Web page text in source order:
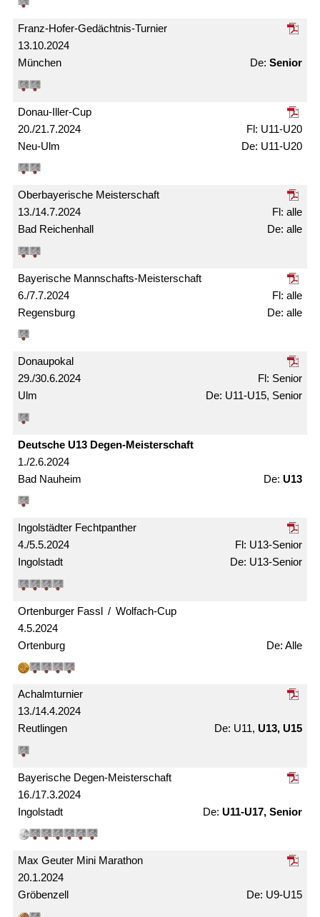
13.10.2024
Franz-Hofer-Gedächtnis-Turnier
München Senior
20./21.7.2024
Donau-Iller-Cup
Neu-Ulm
U11-U20
U11-U20
13./14.7.2024
Ober­bayerische Meister­schaft
Bad Reichenhall
alle
alle
6./7.7.2024
Bayerische Mann­schafts-Meister­schaft
Regensburg
alle
alle
29./30.6.2024
Donaupokal
Ulm
Senior
U11-U15, Senior
1./2.6.2024
Deutsche U13 Degen-Meister­schaft
Bad Nauheim U13
4./5.5.2024
Ingolstädter Fechtpanther
Ingolstadt
U13-Senior
U13-Senior
4.5.2024
Ortenburger Fassl / Wolfach-Cup
Ortenburg Alle
13./14.4.2024
Achalm­turnier
Reutlingen U11, U13, U15
16./17.3.2024
Bayerische Degen-Meister­schaft
Ingolstadt U11-U17, Senior
20.1.2024
Max Geuter Mini Marathon
Gröbenzell U9-U15